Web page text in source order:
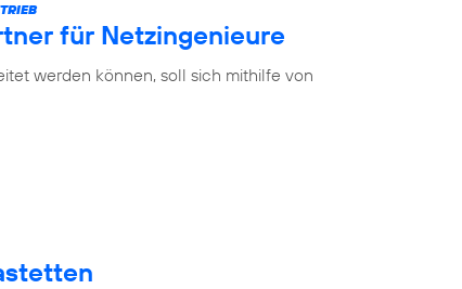
für Netzingenieure
werden können, soll sich mithilfe von